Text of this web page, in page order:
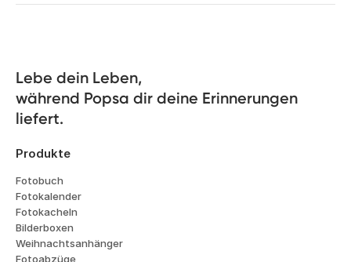
Lebe dein Leben,
während Popsa dir deine Erinnerungen
liefert.
Produkte
Fotobuch
Fotokalender
Fotokacheln
Bilderboxen
Weihnachtsanhänger
Fotoabzüge